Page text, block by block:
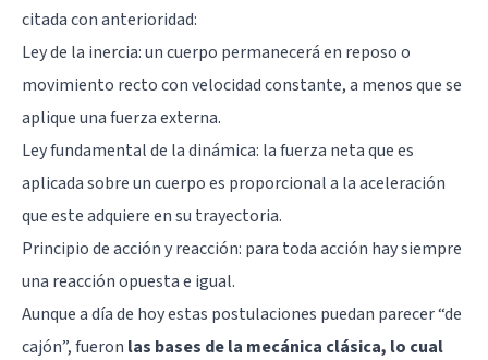
citada con anterioridad:
Ley de la inercia: un cuerpo permanecerá en reposo o
movimiento recto con velocidad constante, a menos que se
aplique una fuerza externa.
Ley fundamental de la dinámica: la fuerza neta que es
aplicada sobre un cuerpo es proporcional a la aceleración
que este adquiere en su trayectoria.
Principio de acción y reacción: para toda acción hay siempre
una reacción opuesta e igual.
Aunque a día de hoy estas postulaciones puedan parecer “de
cajón”, fueron las bases de la mecánica clásica, lo cual